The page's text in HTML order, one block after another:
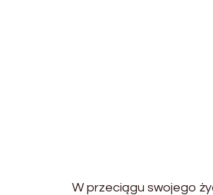
W przeciągu swojego